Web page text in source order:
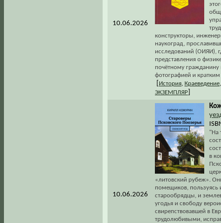
10.06.2026
конструкторы,
наукоград,
исследований (ОИЯИ),
представления о
почётному гражданину
фотографией и
История Краеведение
ЭКЗЕМПЛЯР
10.06.2026
"На
в
«литовский рубеж».
помещиков, пользуясь
старообрядцы, и
угодья и свободу
свирепствовавшей в
трудолюбивыми,